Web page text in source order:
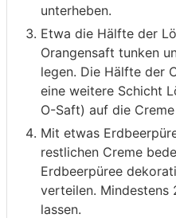
unterheben.
Etwa die Hälfte der
Orangensaft tunken
legen. Die Hälfte der
eine weitere Schicht
O-Saft) auf die
Mit etwas
restlichen Creme
Erdbeerpüree
verteilen. Mindestens
lassen.